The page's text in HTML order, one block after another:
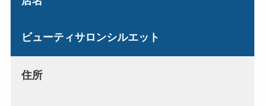
ビューティサロンシルエット
住所